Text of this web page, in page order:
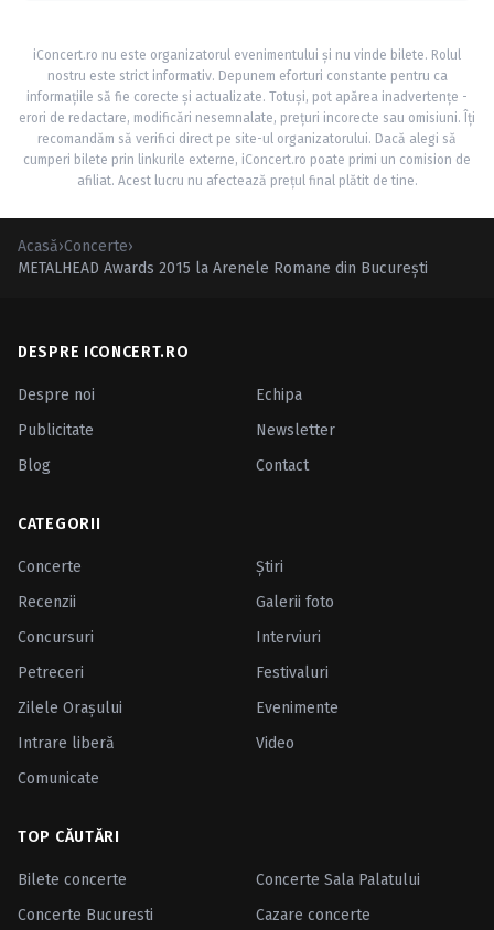
iConcert.ro nu este organizatorul evenimentului și nu vinde bilete. Rolul
nostru este strict informativ. Depunem eforturi constante pentru ca
informațiile să fie corecte și actualizate. Totuși, pot apărea inadvertențe -
erori de redactare, modificări nesemnalate, prețuri incorecte sau omisiuni. Îți
recomandăm să verifici direct pe site-ul organizatorului. Dacă alegi să
cumperi bilete prin linkurile externe, iConcert.ro poate primi un comision de
afiliat. Acest lucru nu afectează prețul final plătit de tine.
Acasă›Concerte›
METALHEAD Awards 2015 la Arenele Romane din Bucureşti
DESPRE ICONCERT.RO
Despre noi
Echipa
Publicitate
Newsletter
Blog
Contact
CATEGORII
Concerte
Ştiri
Recenzii
Galerii foto
Concursuri
Interviuri
Petreceri
Festivaluri
Zilele Oraşului
Evenimente
Intrare liberă
Video
Comunicate
TOP CĂUTĂRI
Bilete concerte
Concerte Sala Palatului
Concerte Bucuresti
Cazare concerte